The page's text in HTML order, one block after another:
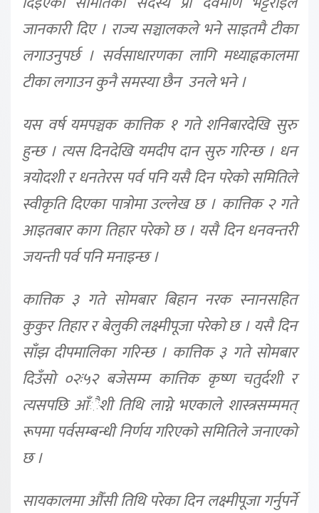
जानकारी दिए । राज्य सञ्चालकले भने साइतमै टीका
लगाउनुपर्छ । सर्वसाधारणका लागि मध्याह्नकालमा
टीका लगाउन कुनै समस्या छैन उनले भने ।
यस वर्ष यमपञ्चक कात्तिक १ गते शनिबारदेखि सुरु
हुन्छ । त्यस दिनदेखि यमदीप दान सुरु गरिन्छ । धन
त्रयोदशी र धनतेरस पर्व पनि यसै दिन परेको समितिले
स्वीकृति दिएका पात्रोमा उल्लेख छ । कात्तिक २ गते
आइतबार काग तिहार परेको छ । यसै दिन धनवन्तरी
जयन्ती पर्व पनि मनाइन्छ ।
कात्तिक ३ गते सोमबार बिहान नरक स्नानसहित
कुकुर तिहार र बेलुकी लक्ष्मीपूजा परेको छ । यसै दिन
साँझ दीपमालिका गरिन्छ । कात्तिक ३ गते सोमबार
दिउँसो ०२ः५२ बजेसम्म कात्तिक कृष्ण चतुर्दशी र
त्यसपछि आँैशी तिथि लाग्ने भएकाले शास्त्रसम्ममत्
रूपमा पर्वसम्बन्धी निर्णय गरिएको समितिले जनाएको
छ ।
सायकालमा औँसी तिथि परेका दिन लक्ष्मीपूजा गर्नुपर्ने